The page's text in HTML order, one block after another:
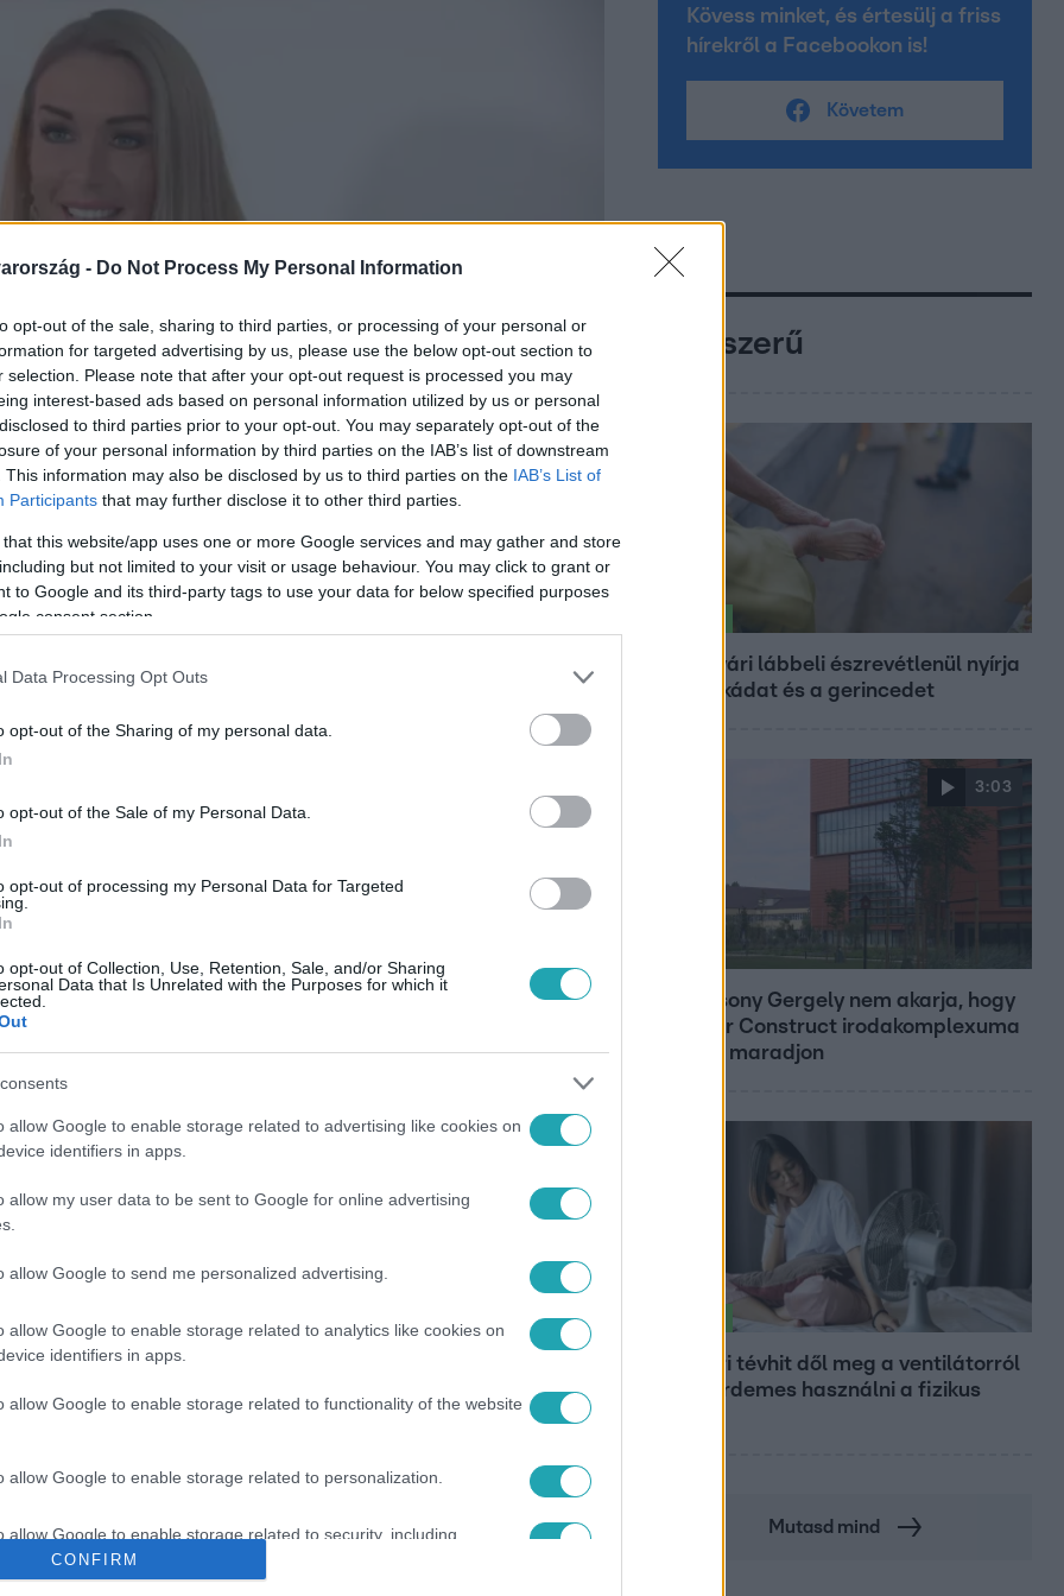
- Do Not Process My Personal Information
opt-out of the sale, sharing to third parties, or processing of your personal or
for targeted advertising by us, please use the below opt-out section to
selection. Please note that after your opt-out request is processed you may
interest-based ads based on personal information utilized by us or personal
to third parties prior to your opt-out. You may separately opt-out of the
of your personal information by third parties on the IAB’s list of downstream
This information may also be disclosed by us to third parties on the IAB’s List of
Participants that may further disclose it to other third parties.
that this website/app uses one or more Google services and may gather and store
but not limited to your visit or usage behaviour. You may click to grant or
to Google and its third-party tags to use your data for below specified purposes
consent section.
Data Processing Opt Outs
opt-out of the Sharing of my personal data.
opt-out of the Sale of my Personal Data.
opt-out of processing my Personal Data for Targeted
opt-out of Collection, Use, Retention, Sale, and/or Sharing
Data that Is Unrelated with the Purposes for which it
allow Google to enable storage related to advertising like cookies on
identifiers in apps.
allow my user data to be sent to Google for online advertising
allow Google to send me personalized advertising.
allow Google to enable storage related to analytics like cookies on
identifiers in apps.
allow Google to enable storage related to functionality of the website
allow Google to enable storage related to personalization.
allow Google to enable storage related to security, including
functionality and fraud prevention, and other user protection.
CONFIRM
való karrierépítéssel, hogy
Ez végre sikerült – mondta Molnár
legyen a Google-találatokban!
NYUGDÍJ # EROTIKUS TARTALOM
Kövess minket, és értesülj a friss
hírekről a Facebookon is!
Követem
Népszerű
Ez a nyári lábbeli észrevétlenül nyírja
ki a bokádat és a gerincedet
3:03
Karácsony Gergely nem akarja, hogy
a Bayer Construct irodakomplexuma
üresen maradjon
Gyakori tévhit dől meg a ventilátorról
– így érdemes használni a fizikus
Mutasd mind